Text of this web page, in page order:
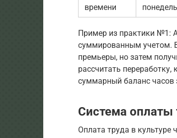
времени
Пример из практики №1:
суммированным учетом.
премьеры, но затем
рассчитать
суммарный баланс
Система оплаты
Оплата труда в культуре